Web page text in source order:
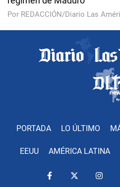
Por REDACCIÓN/Diario Las
PORTADA LO ÚLTIMO
EEUU AMÉRICA LATINA